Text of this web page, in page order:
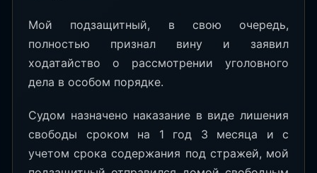
Мой подзащитный, в свою очередь,
полностью признал вину и заявил
ходатайство о рассмотрении уголовного
дела в особом порядке.
Судом назначено наказание в виде лишения
свободы сроком на 1 год 3 месяца и с
учетом срока содержания под стражей, мой